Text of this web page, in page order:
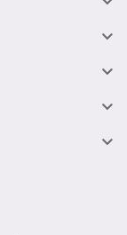



